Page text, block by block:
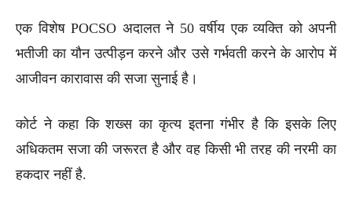
एक विशेष POCSO अदालत ने 50 वर्षीय एक व्यक्ति को अपनी
भतीजी का यौन उत्पीड़न करने और उसे गर्भवती करने के आरोप में
आजीवन कारावास की सजा सुनाई है।
कोर्ट ने कहा कि शख्स का कृत्य इतना गंभीर है कि इसके लिए
अधिकतम सजा की जरूरत है और वह किसी भी तरह की नरमी का
हकदार नहीं है.